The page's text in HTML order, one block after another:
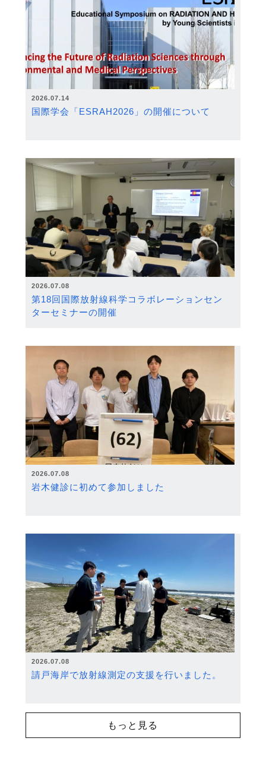
2026.07.14
国際学会「ESRAH2026」の開催について
2026.07.08
第18回国際放射線科学コラボレーションセン
ターセミナーの開催
2026.07.08
岩木健診に初めて参加しました
2026.07.08
請戸海岸で放射線測定の支援を行いました。
もっと見る